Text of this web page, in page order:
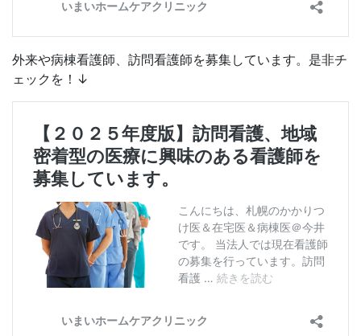
外来や病棟看護師、訪問看護師を募集しています。是非チ
ェックを！↓